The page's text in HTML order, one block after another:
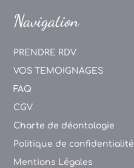
Navigation
PRENDRE RDV
VOS TEMOIGNAGES
FAQ
CGV
Charte de déontologie
Politique de confidentialité
Mentions Légales